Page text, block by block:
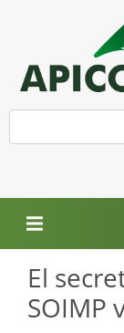
El
SOIMP